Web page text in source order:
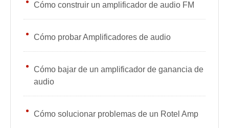
Cómo construir un amplificador de audio FM
Cómo probar Amplificadores de audio
Cómo bajar de un amplificador de ganancia de
audio
Cómo solucionar problemas de un Rotel Amp